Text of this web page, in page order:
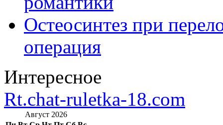
Остеосинтез при
операция
Интересное
Rt.chat-ruletka-18.com
Август 2026